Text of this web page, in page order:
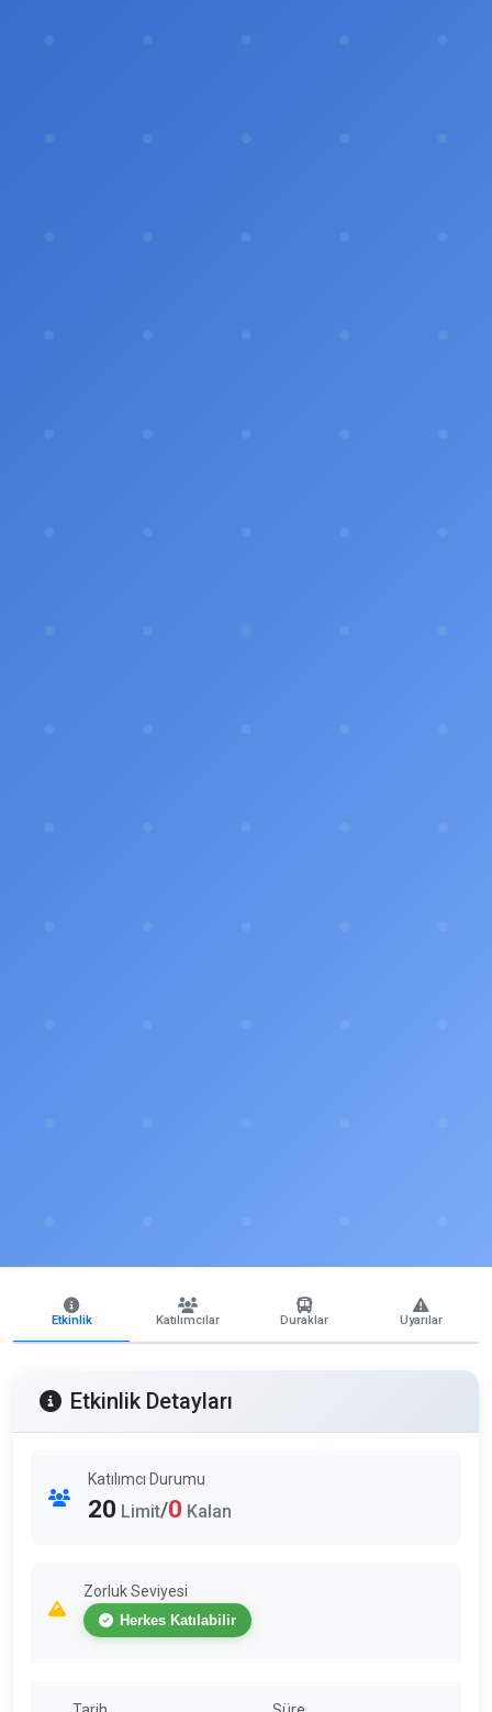
Etkinlik Katılımcılar Duraklar Uyarılar
Etkinlik Detayları
Katılımcı Durumu
20 Limit/0 Kalan
Zorluk Seviyesi
Herkes Katılabilir